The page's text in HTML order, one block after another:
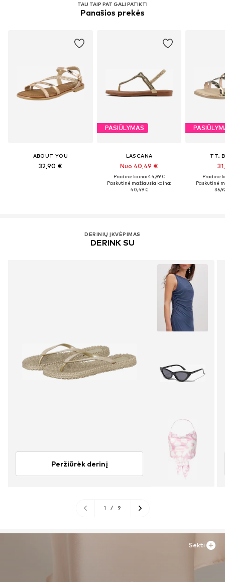
TAU TAIP PAT GALI PATIKTI
Panašios prekės
ABOUT YOU
32,90 €
PASIŪLYMAS
LASCANA
Nuo 40,49 €
Pradinė kaina: 44,99 €
Paskutinė mažiausia kaina:
40,49 €
TT.
Pradinė
Paskutinė
DERINIŲ ĮKVĖPIMAS
DERINK SU
Peržiūrėk derinį
1 / 9
Sekti